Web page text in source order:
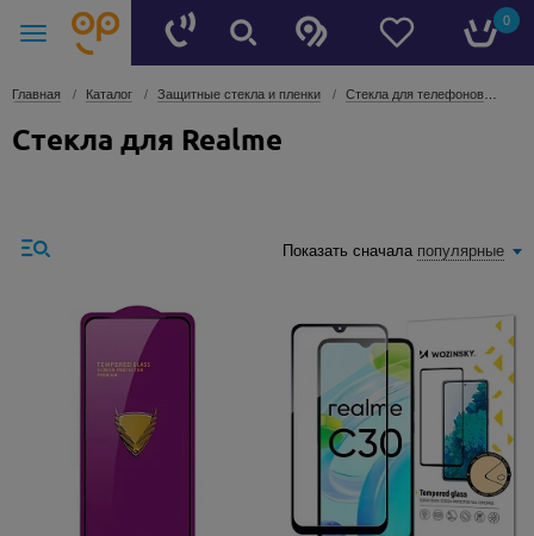
0
Главная Каталог Защитные стекла и пленки Стекла для телефонов
Стекла для Realme
Показать сначала популярные